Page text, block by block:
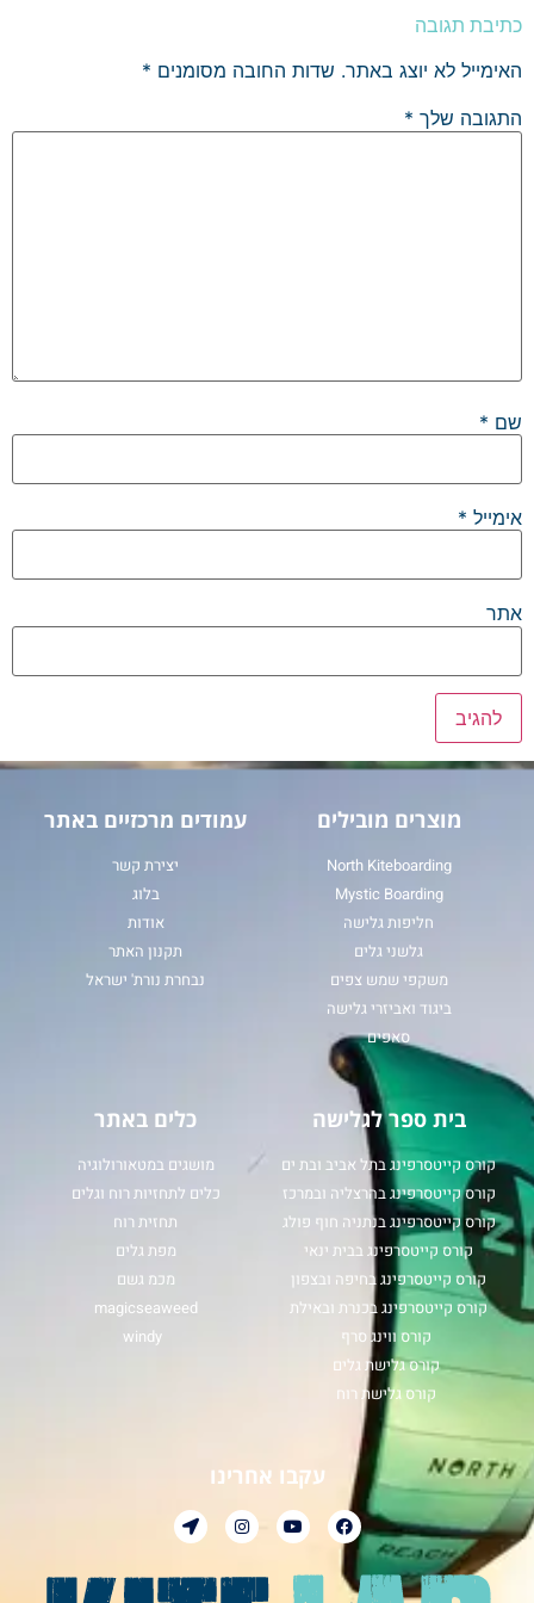
כתיבת תגובה
האימייל לא יוצג באתר. שדות החובה מסומנים *
התגובה שלך *
שם *
אימייל *
אתר
מוצרים מובילים
North Kiteboarding
Mystic Boarding
חליפות גלישה
גלשני גלים
משקפי שמש צפים
ביגוד ואביזרי גלישה
סאפים
עמודים מרכזיים באתר
יצירת קשר
בלוג
אודות
תקנון האתר
נבחרת נורת' ישראל
בית ספר לגלישה
קורס קייטסרפינג בתל אביב ובת ים
קורס קייטסרפינג בהרצליה ובמרכז
קורס קייטסרפינג בנתניה חוף פולג
קורס קייטסרפינג בבית ינאי
קורס קייטסרפינג בחיפה ובצפון
קורס קייטסרפינג בכנרת ובאילת
קורס ווינג סרף
קורס גלישת גלים
קורס גלישת רוח
כלים באתר
מושגים במטאורולוגיה
כלים לתחזיות רוח וגלים
תחזית רוח
מפת גלים
מכמ גשם
magicseaweed
windy
עקבו אחרינו